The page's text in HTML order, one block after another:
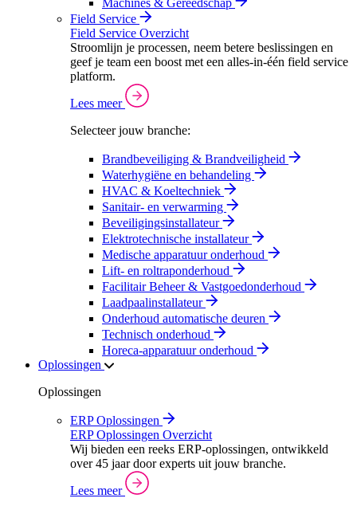
Machines & Gereedschap
Field Service
Field Service Overzicht
Stroomlijn je processen, neem betere beslissingen en
geef je team een boost met een alles-in-één field service
platform.
Lees meer
Selecteer jouw branche:
Brandbeveiliging & Brandveiligheid
Waterhygiëne en behandeling
HVAC & Koeltechniek
Sanitair- en verwarming
Beveiligingsinstallateur
Elektrotechnische installateur
Medische apparatuur onderhoud
Lift- en roltraponderhoud
Facilitair Beheer & Vastgoedonderhoud
Laadpaalinstallateur
Onderhoud automatische deuren
Technisch onderhoud
Horeca-apparatuur onderhoud
Oplossingen
Oplossingen
ERP Oplossingen
ERP Oplossingen Overzicht
Wij bieden een reeks ERP-oplossingen, ontwikkeld
over 45 jaar door experts uit jouw branche.
Lees meer